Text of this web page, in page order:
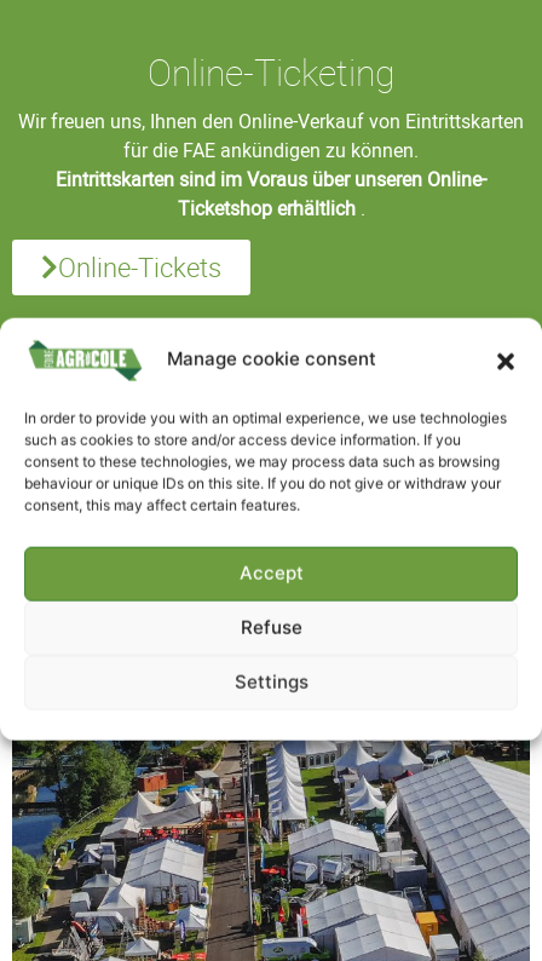
Manage cookie consent
In order to provide you with an optimal experience, we use technologies
such as cookies to store and/or access device information. If you
consent to these technologies, we may process data such as browsing
behaviour or unique IDs on this site. If you do not give or withdraw your
consent, this may affect certain features.
Accept
Refuse
Settings
Online-Ticketing
Wir freuen uns, Ihnen den Online-Verkauf von Eintrittskarten
für die FAE ankündigen zu können.
Eintrittskarten sind im Voraus über unseren Online-
Ticketshop erhältlich .
Online-Tickets